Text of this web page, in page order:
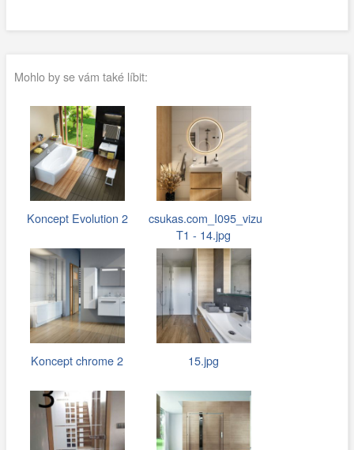
Mohlo by se vám také líbit:
Koncept Evolution 2
csukas.com_I095_vizu
T1 - 14.jpg
Koncept chrome 2 15.jpg